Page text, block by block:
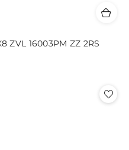
ZVL 16003PM ZZ 2RS